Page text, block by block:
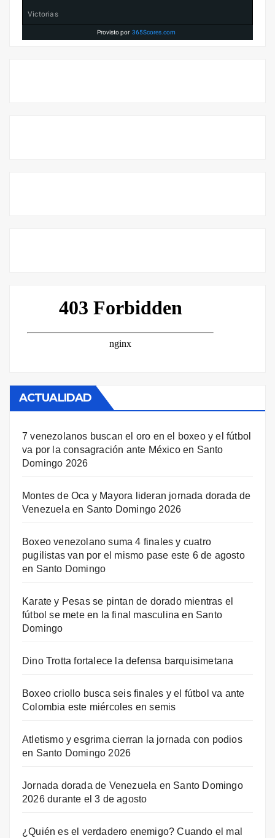
Victorias
Provisto por 365Scores.com
ACTUALIDAD
7 venezolanos buscan el oro en el boxeo y el fútbol
va por la consagración ante México en Santo
Domingo 2026
Montes de Oca y Mayora lideran jornada dorada de
Venezuela en Santo Domingo 2026
Boxeo venezolano suma 4 finales y cuatro
pugilistas van por el mismo pase este 6 de agosto
en Santo Domingo
Karate y Pesas se pintan de dorado mientras el
fútbol se mete en la final masculina en Santo
Domingo
Dino Trotta fortalece la defensa barquisimetana
Boxeo criollo busca seis finales y el fútbol va ante
Colombia este miércoles en semis
Atletismo y esgrima cierran la jornada con podios
en Santo Domingo 2026
Jornada dorada de Venezuela en Santo Domingo
2026 durante el 3 de agosto
¿Quién es el verdadero enemigo? Cuando el mal